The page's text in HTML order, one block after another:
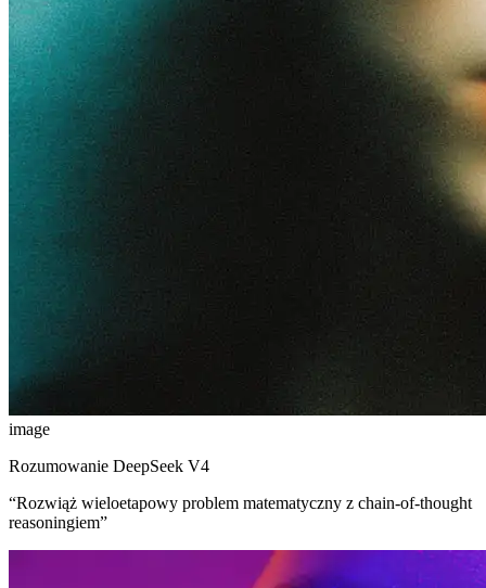
image
Rozumowanie DeepSeek V4
“Rozwiąż wieloetapowy problem matematyczny z chain-of-thought
reasoningiem”